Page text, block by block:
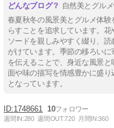
自然美とグル
春夏秋冬の風景美とグルメ体
らすことを追求しています。
ソードを親しみやすく綴り、
がけています。季節の移ろい
を伝えることで、身近な風景
面や味の描写を情感豊かに盛
となっています。
1748661 10
週間IN:280 週間OUT:720 月間IN:360